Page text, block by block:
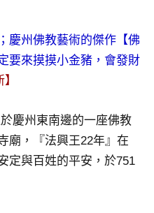
慶州佛教藝術的傑作【佛
要來摸摸小金豬，會發財
慶州東南邊的一座佛教
廟，『法興王22年』在
定與百姓的平安，於751